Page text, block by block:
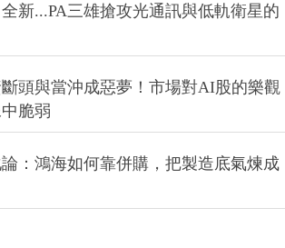
新...PA三雄搶攻光通訊與低軌衛星的
頭與當沖成惡夢！市場對AI股的樂觀
脆弱
論：鴻海如何靠併購，把製造底氣煉成